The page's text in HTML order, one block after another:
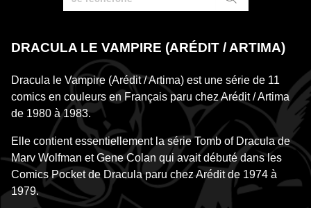
DRACULA LE VAMPIRE (ARÉDIT / ARTIMA)
Dracula le Vampire (Arédit / Artima) est une série de 11
comics en couleurs en Français paru chez Arédit / Artima
de 1980 à 1983.
Elle contient essentiellement la série Tomb of Dracula de
Marv Wolfman et Gene Colan qui avait débuté dans les
Comics Pocket de Dracula paru chez Arédit de 1974 à
1979.